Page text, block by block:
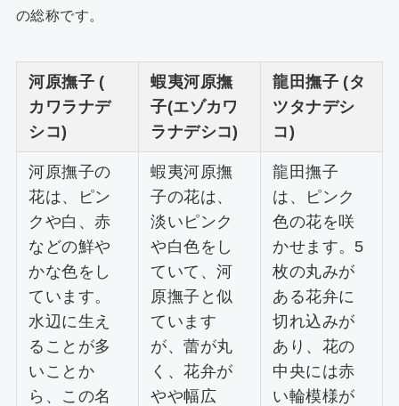
の総称です。
河原撫子 (
カワラナデ
シコ)
蝦夷河原撫
子(エゾカワ
ラナデシコ)
龍田撫子 (タ
ツタナデシ
コ)
河原撫子の
花は、ピン
クや白、赤
などの鮮や
かな色をし
ています。
水辺に生え
ることが多
いことか
ら、この名
蝦夷河原撫
子の花は、
淡いピンク
や白色をし
ていて、河
原撫子と似
ています
が、蕾が丸
く、花弁が
やや幅広
龍田撫子
は、ピンク
色の花を咲
かせます。5
枚の丸みが
ある花弁に
切れ込みが
あり、花の
中央には赤
い輪模様が